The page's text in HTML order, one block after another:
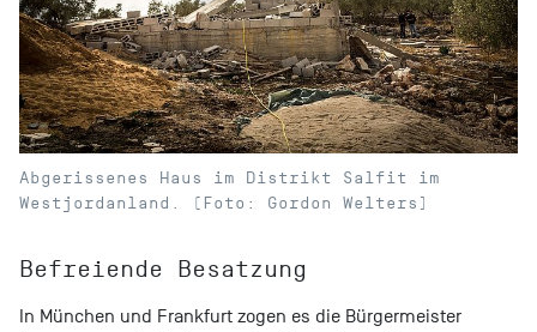
Abgerissenes Haus im Distrikt Salfit im
Westjordanland. (Foto: Gordon Welters)
Befreiende Besatzung
In München und Frankfurt zogen es die Bürgermeister